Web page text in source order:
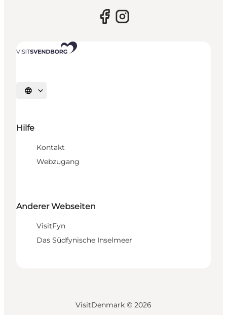
Sprache auswählen
Hilfe
Kontakt
Webzugang
Anderer Webseiten
VisitFyn
Das Südfynische Inselmeer
VisitDenmark © 2026